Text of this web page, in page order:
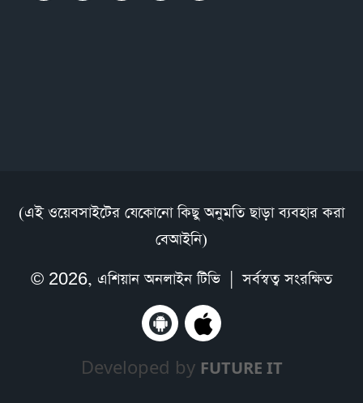
(এই ওয়েবসাইটের যেকোনো কিছু অনুমতি ছাড়া ব্যবহার করা
বেআইনি)
© 2026, এশিয়ান অনলাইন টিভি| সর্বস্বত্ব সংরক্ষিত
Developed by FUTURE IT